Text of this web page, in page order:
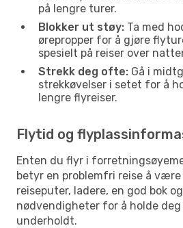
på lengre turer.
Blokker ut støy: Ta med
ørepropper for å gjøre
spesielt på reiser over
Strekk deg ofte: Gå i
strekkøvelser i setet for å
lengre flyreiser.
Flytid og
Enten du flyr i
betyr en problemfri reise å
reiseputer, ladere, en god bok
nødvendigheter for å holde deg
underholdt.